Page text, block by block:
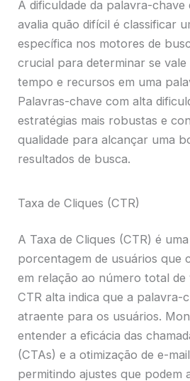
A dificuldade da palavra-chave
avalia quão difícil é classificar
específica nos motores de
crucial para determinar se
tempo e recursos em uma
Palavras-chave com alta
estratégias mais robustas e
qualidade para alcançar uma
resultados de busca.
Taxa de Cliques (CTR)
A Taxa de Cliques (CTR) é
porcentagem de usuários que
em relação ao número total de
CTR alta indica que a palavra-
atraente para os usuários.
entender a eficácia das
(CTAs) e a otimização de e-
permitindo ajustes que podem